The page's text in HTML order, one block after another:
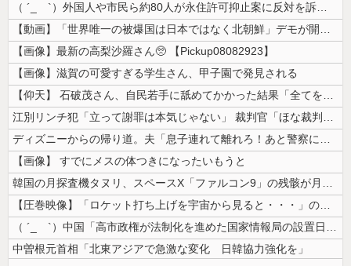
（ ´_ゝ`）外国人や市民ら約80人が永住許可抑止案に反対を訴え「選別...
【動画】「世界唯一の被爆国は日本ではなく北朝鮮」デモが開催される
【画像】最新の高梨沙羅さん🥺 【Pickup08082923】
【画像】滋賀の可愛すぎる学生さん、甲子園で発見される
【仰天】 石破茂さん、自民若手に舐めてかかった結果「全てを失うｗｗｗｗ...
江別リンチ犯「立って謝罪は本気じゃない」 裁判官「ほな裁判で土下座して...
ディズニーからの帰り道。夫「息子連れて離れろ！あと警察に通報！」私「助...
【画像】 すでにメスの体つきになったいもうと
韓国の月探査機タヌリ、スペースX「ファルコン9」の残骸が月面に衝突する...
【圧巻映像】「ロケット打ち上げを宇宙から見ると・・・」の動画が衝撃的
（ ´_ゝ`）中国「高市政権が法制化を進めた国家情報局の設置日が7月3...
中曽根元首相「北東アジアで急激な変化 日韓協力強化を」